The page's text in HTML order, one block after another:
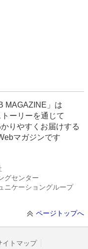
MAGAZINE」は
ーリーを通じて
りやすくお届けする
マガジンです
グセンター
ニケーショングループ
ページトップへ
イトマップ